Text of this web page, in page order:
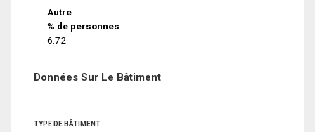
Autre
% de personnes
6.72
Données Sur Le Bâtiment
TYPE DE BÂTIMENT